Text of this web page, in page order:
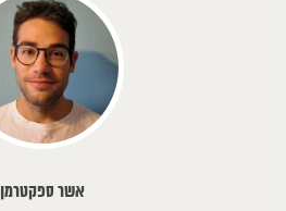
אשר ספקטרמן